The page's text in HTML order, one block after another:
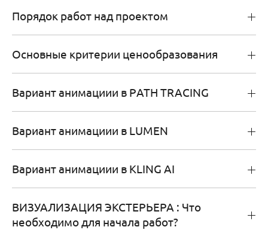
Порядок работ над проектом
Основные критерии ценообразования
Вариант анимациии в РATH TRACING
Вариант анимациии в LUMEN
Вариант анимациии в KLING AI
ВИЗУАЛИЗАЦИЯ ЭКСТЕРЬЕРА : Что
необходимо для начала работ?